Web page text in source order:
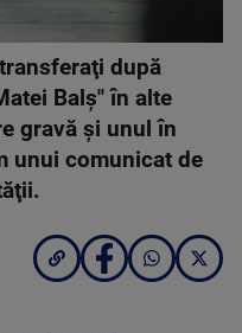
după
Balş" în alte
gravă şi unul în
unui comunicat de